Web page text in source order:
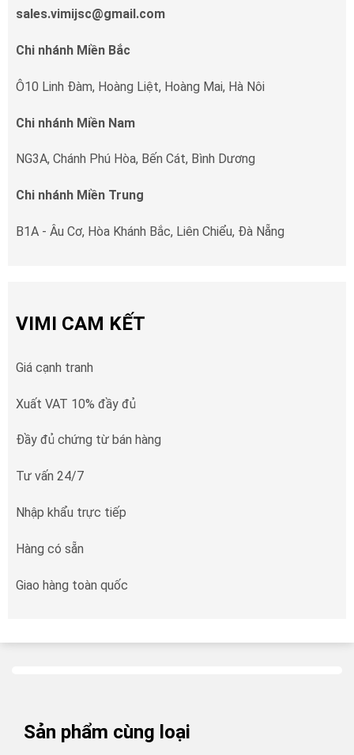
sales.vimijsc@gmail.com
Chi nhánh Miền Bắc
Ô10 Linh Đàm, Hoàng Liệt, Hoàng Mai, Hà Nôi
Chi nhánh Miền Nam
NG3A, Chánh Phú Hòa, Bến Cát, Bình Dương
Chi nhánh Miền Trung
B1A - Âu Cơ, Hòa Khánh Bắc, Liên Chiểu, Đà Nẵng
VIMI CAM KẾT
Giá cạnh tranh
Xuất VAT 10% đầy đủ
Đầy đủ chứng từ bán hàng
Tư vấn 24/7
Nhập khẩu trực tiếp
Hàng có sẵn
Giao hàng toàn quốc
Sản phẩm cùng loại